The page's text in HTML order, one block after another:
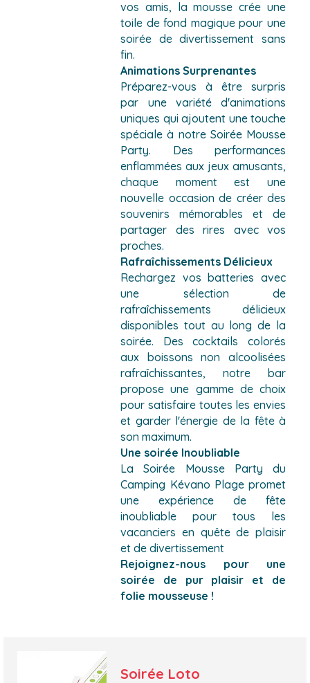
vos amis, la mousse crée une
toile de fond magique pour une
soirée de divertissement sans
fin.
Animations Surprenantes
Préparez-vous à être surpris
par une variété d'animations
uniques qui ajoutent une touche
spéciale à notre Soirée Mousse
Party. Des performances
enflammées aux jeux amusants,
chaque moment est une
nouvelle occasion de créer des
souvenirs mémorables et de
partager des rires avec vos
proches.
Rafraîchissements Délicieux
Rechargez vos batteries avec
une sélection de
rafraîchissements délicieux
disponibles tout au long de la
soirée. Des cocktails colorés
aux boissons non alcoolisées
rafraîchissantes, notre bar
propose une gamme de choix
pour satisfaire toutes les envies
et garder l'énergie de la fête à
son maximum.
Une soirée Inoubliable
La Soirée Mousse Party du
Camping Kévano Plage promet
une expérience de fête
inoubliable pour tous les
vacanciers en quête de plaisir
et de divertissement
Rejoignez-nous pour une
soirée de pur plaisir et de
folie mousseuse !
Soirée Loto